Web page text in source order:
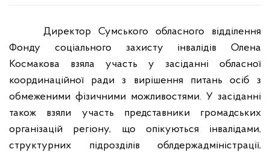
Директор Сумського обласного відділення
Фонду соціального захисту інвалідів Олена
Космакова взяла участь у засіданні обласної
координаційної ради з вирішення питань осіб з
обмеженими фізичними можливостями. У засіданні
також взяли участь представники громадських
організацій регіону, що опікуються інвалідами,
структурних підрозділів облдержадміністрації,